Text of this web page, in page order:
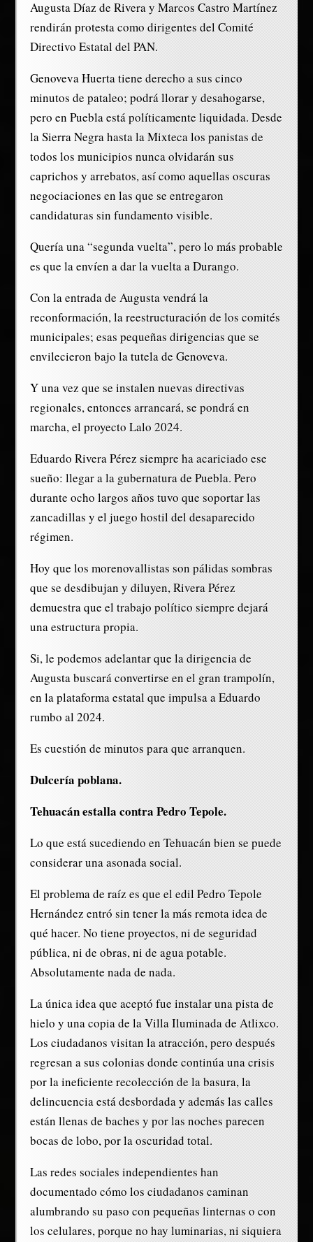
Augusta Díaz de Rivera y Marcos Castro Martínez
rendirán protesta como dirigentes del Comité
Directivo Estatal del PAN.
Genoveva Huerta tiene derecho a sus cinco
minutos de pataleo; podrá llorar y desahogarse,
pero en Puebla está políticamente liquidada. Desde
la Sierra Negra hasta la Mixteca los panistas de
todos los municipios nunca olvidarán sus
caprichos y arrebatos, así como aquellas oscuras
negociaciones en las que se entregaron
candidaturas sin fundamento visible.
Quería una “segunda vuelta”, pero lo más probable
es que la envíen a dar la vuelta a Durango.
Con la entrada de Augusta vendrá la
reconformación, la reestructuración de los comités
municipales; esas pequeñas dirigencias que se
envilecieron bajo la tutela de Genoveva.
Y una vez que se instalen nuevas directivas
regionales, entonces arrancará, se pondrá en
marcha, el proyecto Lalo 2024.
Eduardo Rivera Pérez siempre ha acariciado ese
sueño: llegar a la gubernatura de Puebla. Pero
durante ocho largos años tuvo que soportar las
zancadillas y el juego hostil del desaparecido
régimen.
Hoy que los morenovallistas son pálidas sombras
que se desdibujan y diluyen, Rivera Pérez
demuestra que el trabajo político siempre dejará
una estructura propia.
Si, le podemos adelantar que la dirigencia de
Augusta buscará convertirse en el gran trampolín,
en la plataforma estatal que impulsa a Eduardo
rumbo al 2024.
Es cuestión de minutos para que arranquen.
Dulcería poblana.
Tehuacán estalla contra Pedro Tepole.
Lo que está sucediendo en Tehuacán bien se puede
considerar una asonada social.
El problema de raíz es que el edil Pedro Tepole
Hernández entró sin tener la más remota idea de
qué hacer. No tiene proyectos, ni de seguridad
pública, ni de obras, ni de agua potable.
Absolutamente nada de nada.
La única idea que aceptó fue instalar una pista de
hielo y una copia de la Villa Iluminada de Atlixco.
Los ciudadanos visitan la atracción, pero después
regresan a sus colonias donde continúa una crisis
por la ineficiente recolección de la basura, la
delincuencia está desbordada y además las calles
están llenas de baches y por las noches parecen
bocas de lobo, por la oscuridad total.
Las redes sociales independientes han
documentado cómo los ciudadanos caminan
alumbrando su paso con pequeñas linternas o con
los celulares, porque no hay luminarias, ni siquiera